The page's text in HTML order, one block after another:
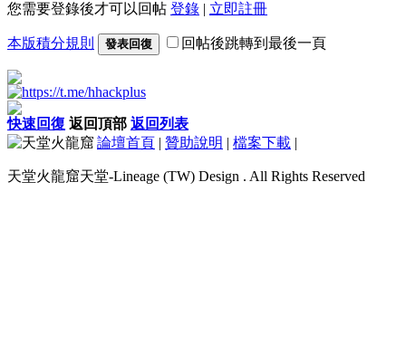
您需要登錄後才可以回帖 登錄 | 立即註冊
本版積分規則 發表回復 回帖後跳轉到最後一頁
快速回復 返回頂部 返回列表
論壇首頁 | 贊助說明 | 檔案下載 |
天堂火龍窟天堂-Lineage (TW) Design . All Rights Reserved